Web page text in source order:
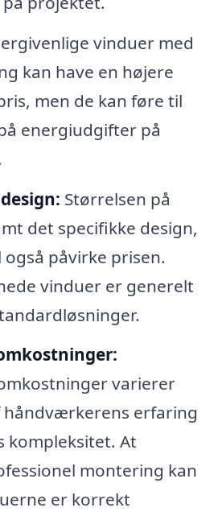
vinduer med
kan have en højere
men de kan føre til
energiudgifter på
Størrelsen på
det specifikke design,
påvirke prisen.
vinduer er generelt
varierer
erfaring
kompleksitet. At
montering kan
er korrekt